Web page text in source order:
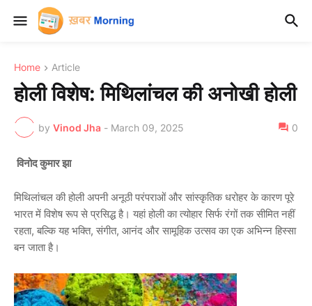
Home Article
होली विशेष: मिथिलांचल की अनोखी होली
by Vinod Jha - March 09, 2025 0
विनोद कुमार झा
मिथिलांचल की होली अपनी अनूठी परंपराओं और सांस्कृतिक धरोहर के कारण पूरे
भारत में विशेष रूप से प्रसिद्ध है। यहां होली का त्योहार सिर्फ रंगों तक सीमित नहीं
रहता, बल्कि यह भक्ति, संगीत, आनंद और सामूहिक उत्सव का एक अभिन्न हिस्सा
बन जाता है।